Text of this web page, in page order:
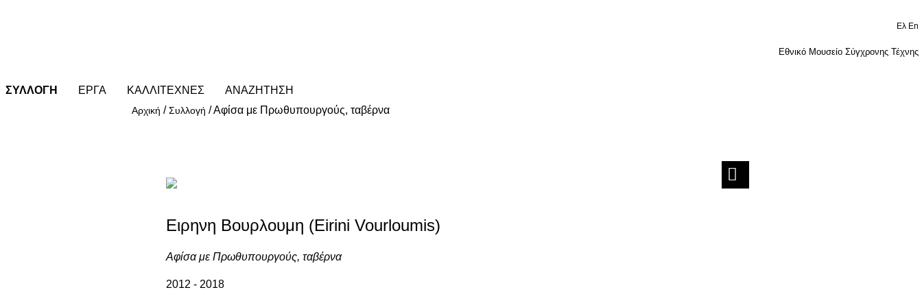
Ελ En
Εθνικό Μουσείο Σύγχρονης Τέχνης
ΣΥΛΛΟΓΗ ΕΡΓΑ ΚΑΛΛΙΤΕΧΝΕΣ ΑΝΑΖΗΤΗΣΗ
Αρχική /Συλλογή /Αφίσα με Πρωθυπουργούς, ταβέρνα
Ειρηνη Βουρλουμη (Eirini Vourloumis)
Αφίσα με Πρωθυπουργούς, ταβέρνα
2012 - 2018